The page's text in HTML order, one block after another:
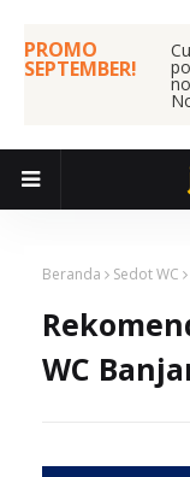
PROMO
SEPTEMBER!
Beranda Sedot WC
WC